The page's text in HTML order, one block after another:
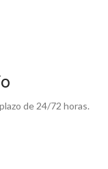
de 24/72 horas.